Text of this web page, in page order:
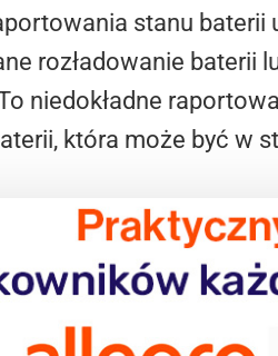
stanu baterii
rozładowanie baterii
niedokładne
która może być w